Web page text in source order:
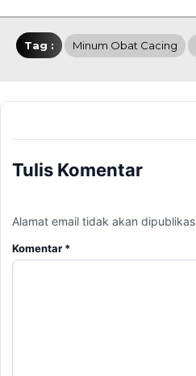
Tag : Minum Obat Cacing
Tulis Komentar